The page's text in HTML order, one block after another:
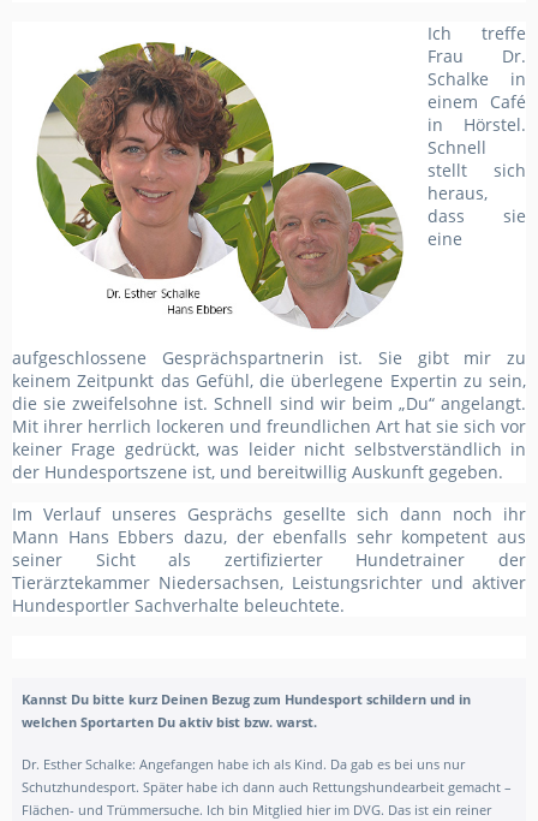
Ich treffe
Frau Dr.
Schalke in
einem Café
in Hörstel.
Schnell
stellt sich
heraus,
dass sie
eine
aufgeschlossene Gesprächspartnerin ist. Sie gibt mir zu
keinem Zeitpunkt das Gefühl, die überlegene Expertin zu sein,
die sie zweifelsohne ist. Schnell sind wir beim „Du“ angelangt.
Mit ihrer herrlich lockeren und freundlichen Art hat sie sich vor
keiner Frage gedrückt, was leider nicht selbstverständlich in
der Hundesportszene ist, und bereitwillig Auskunft gegeben.
Im Verlauf unseres Gesprächs gesellte sich dann noch ihr
Mann Hans Ebbers dazu, der ebenfalls sehr kompetent aus
seiner Sicht als zertifizierter Hundetrainer der
Tierärztekammer Niedersachsen, Leistungsrichter und aktiver
Hundesportler Sachverhalte beleuchtete.
Kannst Du bitte kurz Deinen Bezug zum Hundesport schildern und in
welchen Sportarten Du aktiv bist bzw. warst.
Dr. Esther Schalke: Angefangen habe ich als Kind. Da gab es bei uns nur
Schutzhundesport. Später habe ich dann auch Rettungshundearbeit gemacht –
Flächen- und Trümmersuche. Ich bin Mitglied hier im DVG. Das ist ein reiner